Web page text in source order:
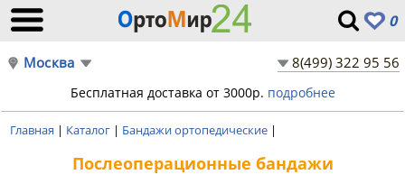
0
Москва 8(499) 322 95 56
Бесплатная доставка от 3000р. подробнее
Главная | Каталог | Бандажи ортопедические |
Послеоперационные бандажи